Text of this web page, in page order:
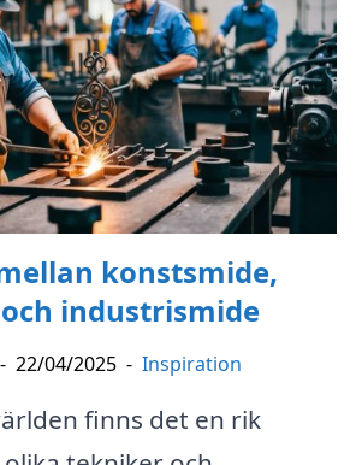
konstsmide,
industrismide
- 22/04/2025 - Inspiration
finns det en rik